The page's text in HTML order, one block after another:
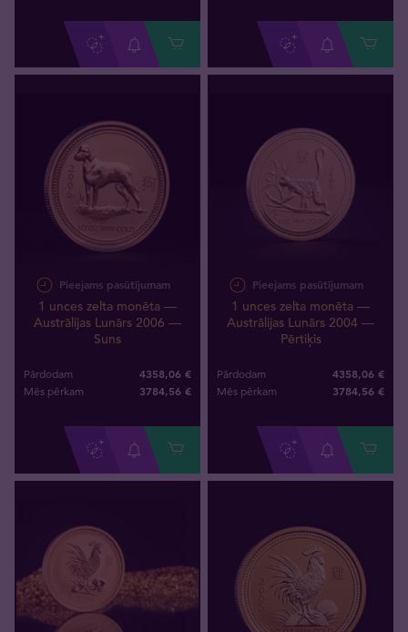
Pieejams pasūtījumam
1 unces zelta monēta —
Austrālijas Lunārs 2006 —
Suns
Pārdodam 4358,06 €
Mēs pērkam 3784,56 €
Pieejams pasūtījumam
1 unces zelta monēta —
Austrālijas Lunārs 2004 —
Pērtiķis
Pārdodam 4358,06 €
Mēs pērkam 3784,56 €